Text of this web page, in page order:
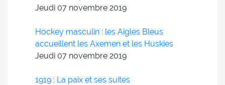
Jeudi 07 novembre 2019
Hockey masculin : les Aigles Bleus
accueillent les Axemen et les Huskies
Jeudi 07 novembre 2019
1919 : La paix et ses suites